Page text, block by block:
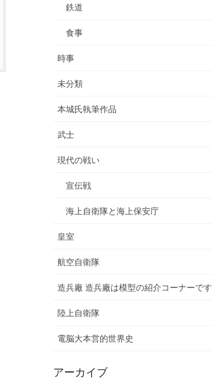
鉄道
食事
時事
未分類
本城氏執筆作品
武士
現代の戦い
宣伝戦
海上自衛隊と海上保安庁
皇室
航空自衛隊
造兵廠 造兵廠は模型の紹介コーナーです
陸上自衛隊
電脳大本営的世界史
アーカイブ